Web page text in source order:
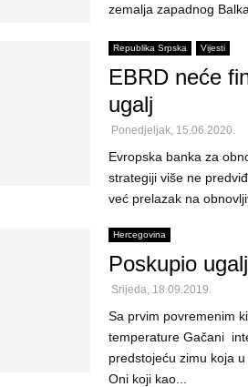
zemalja zapadnog
Republika Srpska Vijesti
EBRD neće
ugalj
Ponedjeljak, 15.06.2020.
Evropska banka za
strategiji više ne
već prelazak na
Hercegovina
Poskupio
Srijeda, 18.09.2019.
Sa prvim povremenim
temperature Gačani
predstojeću zimu koja
Oni koji kao...